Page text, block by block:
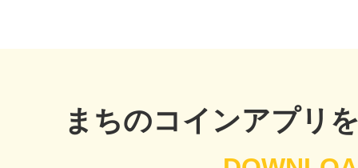
まちのコインアプリ
日置